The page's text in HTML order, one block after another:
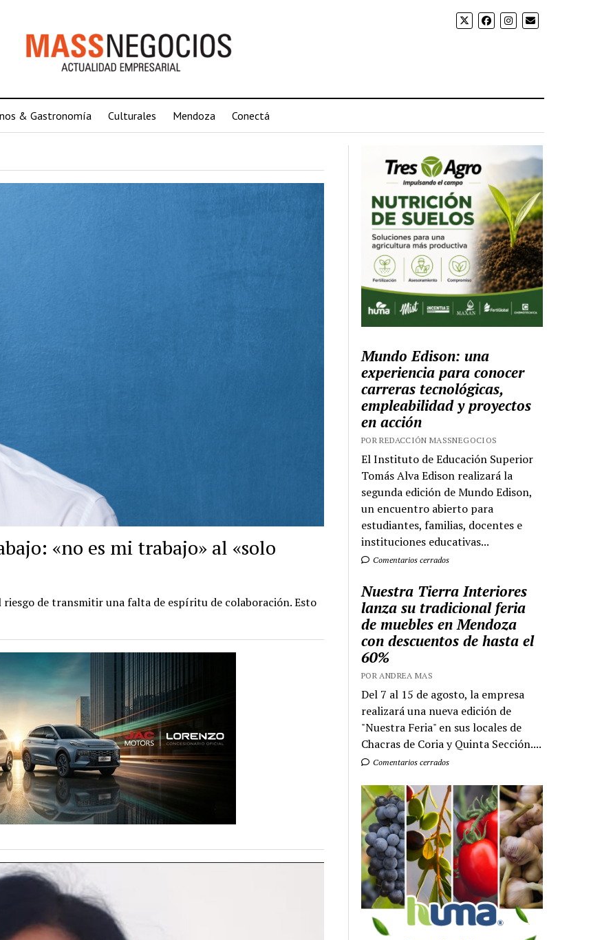
& Gastronomía Culturales Mendoza Conectá
«no es mi trabajo» al «solo
de transmitir una falta de espíritu de colaboración. Esto
Mundo Edison: una
experiencia para conocer
carreras tecnológicas,
empleabilidad y proyectos
en acción
POR REDACCIÓN MASSNEGOCIOS
El Instituto de Educación Superior
Tomás Alva Edison realizará la
segunda edición de Mundo Edison,
un encuentro abierto para
estudiantes, familias, docentes e
instituciones educativas...
Comentarios cerrados
Nuestra Tierra Interiores
lanza su tradicional feria
de muebles en Mendoza
con descuentos de hasta el
60%
POR ANDREA MAS
Del 7 al 15 de agosto, la empresa
realizará una nueva edición de
"Nuestra Feria" en sus locales de
Chacras de Coria y Quinta Sección....
Comentarios cerrados